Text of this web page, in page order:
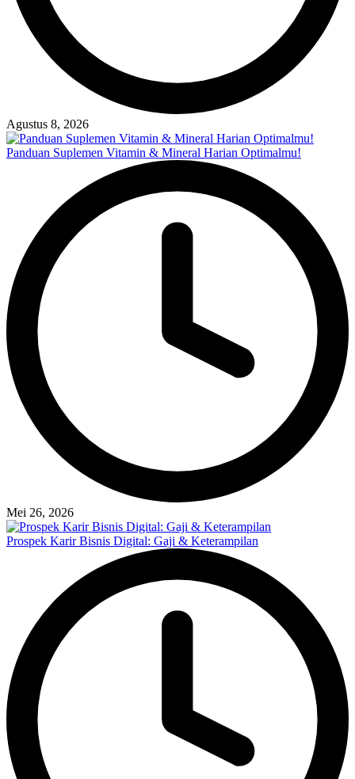
Agustus 8, 2026
Panduan Suplemen Vitamin & Mineral Harian Optimalmu!
Mei 26, 2026
Prospek Karir Bisnis Digital: Gaji & Keterampilan